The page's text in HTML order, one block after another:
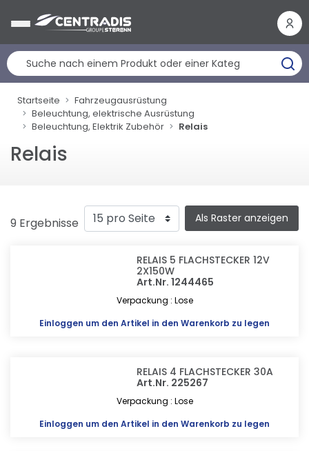
Startseite
Fahrzeugausrüstung
Beleuchtung, elektrische Ausrüstung
Beleuchtung, Elektrik Zubehör
Relais
Relais
9 Ergebnisse Als Raster anzeigen
RELAIS 5 FLACHSTECKER 12V
2X150W
Art.Nr. 1244465
Verpackung : Lose
Einloggen um den Artikel in den Warenkorb zu legen
RELAIS 4 FLACHSTECKER 30A
Art.Nr. 225267
Verpackung : Lose
Einloggen um den Artikel in den Warenkorb zu legen